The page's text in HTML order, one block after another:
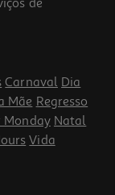
de
Carnaval Dia
Mãe Regresso
Monday Natal
Vida